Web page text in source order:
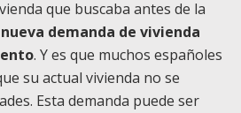
que buscaba antes de la
demanda de vivienda
. Y es que muchos españoles
su actual vivienda no se
Esta demanda puede ser